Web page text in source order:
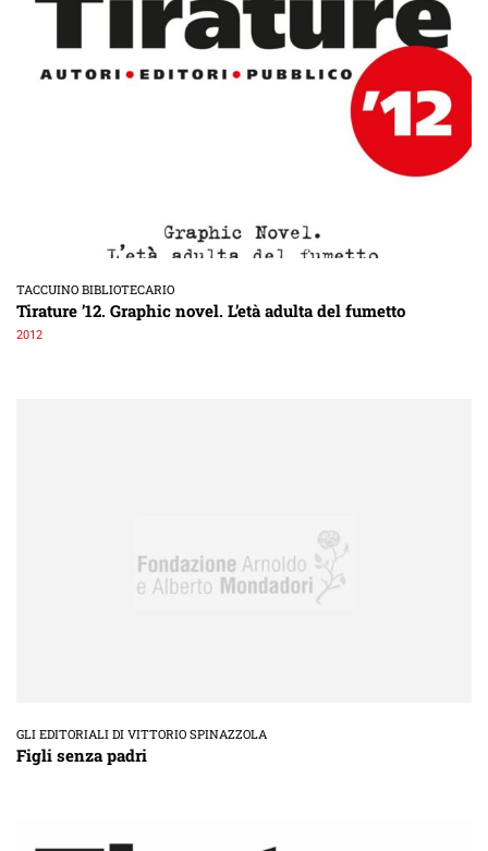
TACCUINO BIBLIOTECARIO
Tirature ’12. Graphic novel. L’età adulta del fumetto
2012
GLI EDITORIALI DI VITTORIO SPINAZZOLA
Figli senza padri